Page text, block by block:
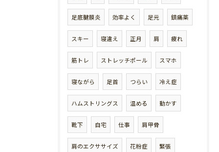
足底腱膜炎 効率よく 足元 鎮痛薬
スキー 寝違え 正月 肩 疲れ
筋トレ ストレッチポール スマホ
寝ながら 足首 つらい 冷え症
ハムストリングス 温める 動かす
靴下 自宅 仕事 肩甲骨
肩のエクササイズ 花粉症 緊張